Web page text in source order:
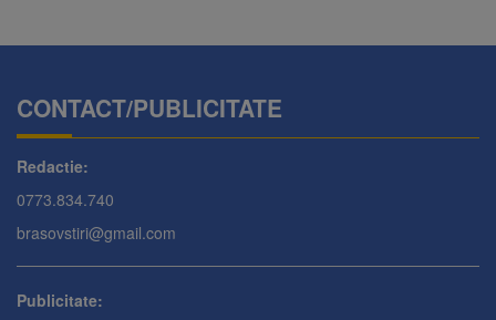
CONTACT/PUBLICITATE
Redactie:
0773.834.740
brasovstiri@gmail.com
Publicitate: